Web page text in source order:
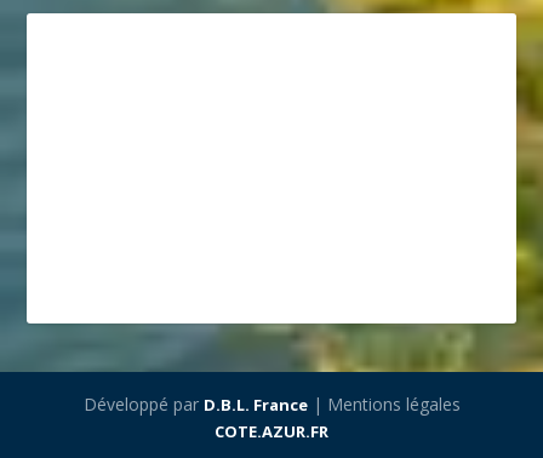
Développé par D.B.L. France| Mentions légales
COTE.AZUR.FR